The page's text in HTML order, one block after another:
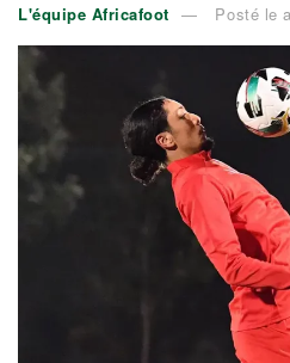
L'équipe Africafoot Posté le